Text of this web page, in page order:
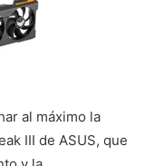
al máximo la
III de ASUS, que